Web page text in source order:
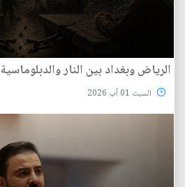
الرياض وبغداد بين النار والدبلوماسية
السبت 01 آب 2026